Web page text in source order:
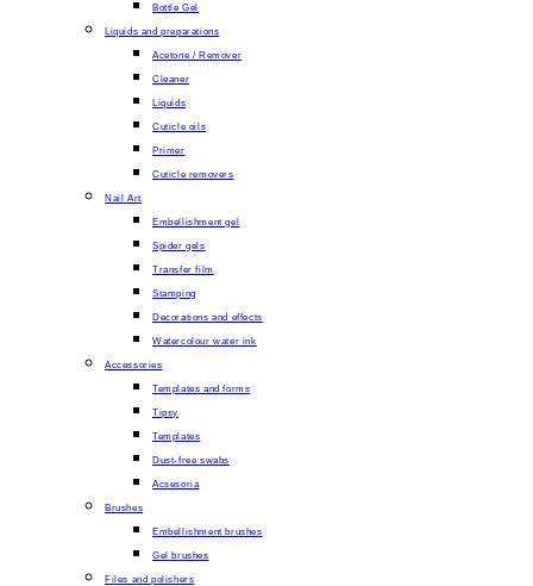
Bottle Gel
Liquids and preparations
Acetone / Remover
Cleaner
Liquids
Cuticle oils
Primer
Cuticle removers
Nail Art
Embellishment gel
Spider gels
Transfer film
Stamping
Decorations and effects
Watercolour water ink
Accessories
Templates and forms
Tipsy
Templates
Dust-free swabs
Acsesoria
Brushes
Embellishment brushes
Gel brushes
Files and polishers